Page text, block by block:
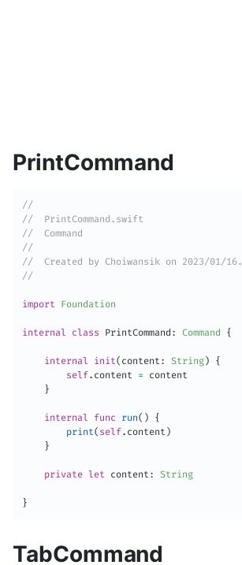
PrintCommand
//
//  PrintCommand.swift
//  Command
//
//  Created by Choiwansik on 2023/01/16.
//
import Foundation
internal class PrintCommand : Command {
internal init( content : String)
{
self. content = content
}
internal func run( )
{
print( self. content )
}
private let content : String
}
TabCommand